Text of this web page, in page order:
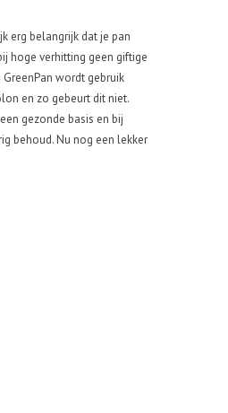
erg belangrijk dat je pan
hoge verhitting geen giftige
wordt gebruik
en zo gebeurt dit niet.
gezonde basis en bij
behoud. Nu nog een lekker